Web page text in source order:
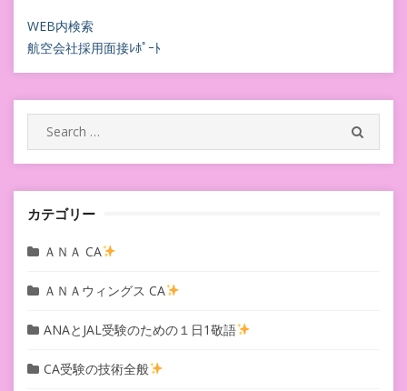
ビ
ゲ
ー
シ
ョ
ン
WEB内検索
航空会社採用面接ﾚﾎﾟｰﾄ
Search
for:
カテゴリー
ＡＮＡ CA
ＡＮＡウィングス CA
ANAとJAL受験のための１日1敬語
CA受験の技術全般